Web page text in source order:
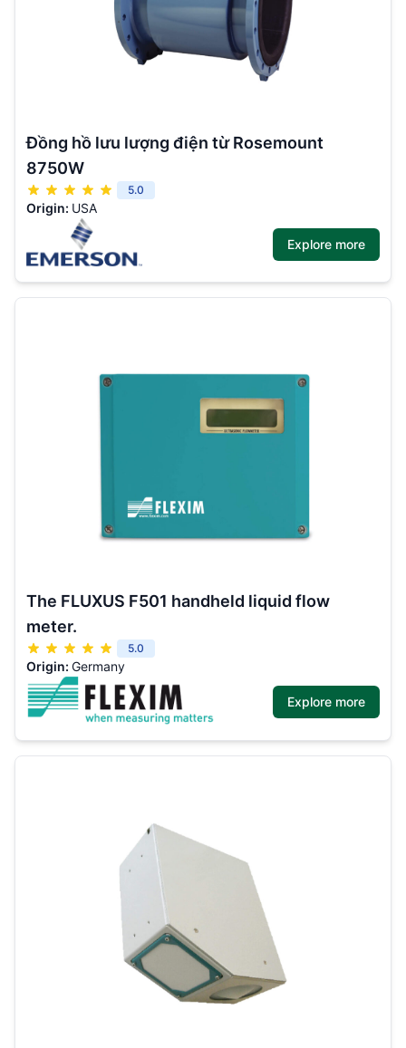
Đồng hồ lưu lượng điện từ Rosemount
8750W
5.0
Origin: USA
Explore more
The FLUXUS F501 handheld liquid flow
meter.
5.0
Origin: Germany
Explore more